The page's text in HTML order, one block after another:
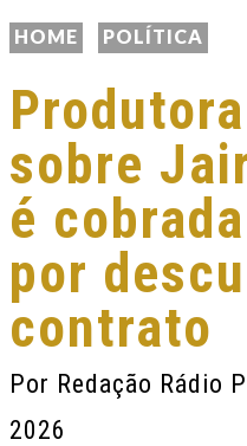
HOME POLÍTICA
sobre
é
por
contrato
Por Redação Rádio
2026